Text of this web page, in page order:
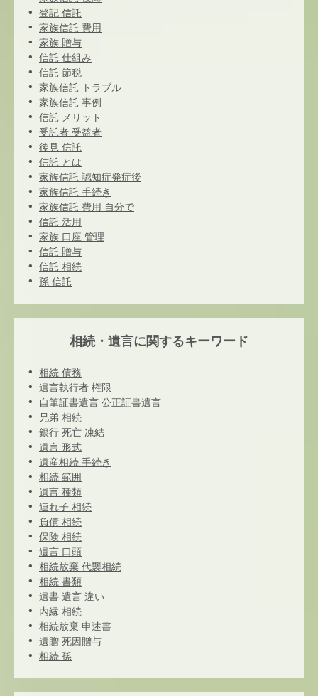
登記 信託
家族信託 費用
家族 贈与
信託 仕組み
信託 節税
家族信託 トラブル
家族信託 事例
信託 メリット
受託者 受益者
後見 信託
信託 とは
家族信託 認知症発症後
家族信託 手続き
家族信託 費用 自分で
信託 活用
家族 口座 管理
信託 贈与
信託 相続
孫 信託
相続・遺言に関するキーワード
相続 債務
遺言執行者 権限
自筆証書遺言 公正証書遺言
兄弟 相続
銀行 死亡 凍結
遺言 形式
遺産相続 手続き
相続 範囲
遺言 種類
連れ子 相続
負債 相続
保険 相続
遺言 口頭
相続放棄 代襲相続
相続 書類
遺書 遺言 違い
内縁 相続
相続放棄 申述書
遺贈 死因贈与
相続 孫